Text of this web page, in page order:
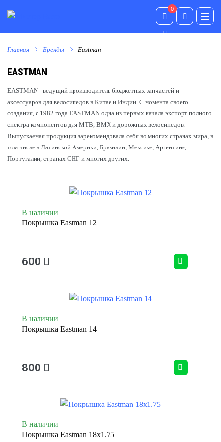
0
0
Главная Бренды Eastman
EASTMAN
EASTMAN - ведущий производитель бюджетных запчастей и
аксессуаров для велосипедов в Китае и Индии. С момента своего
создания, с 1982 года EASTMAN одна из первых начала экспорт полного
спектра компонентов для MTB, BMX и дорожных велосипедов.
Выпускаемая продукция зарекомендовала себя во многих странах мира, в
том числе в Латинской Америки, Бразилии, Мексике, Аргентине,
Португалии, странах СНГ и многих других.
В наличии
Покрышка Eastman 12
600
В наличии
Покрышка Eastman 14
800
В наличии
Покрышка Eastman 18x1.75